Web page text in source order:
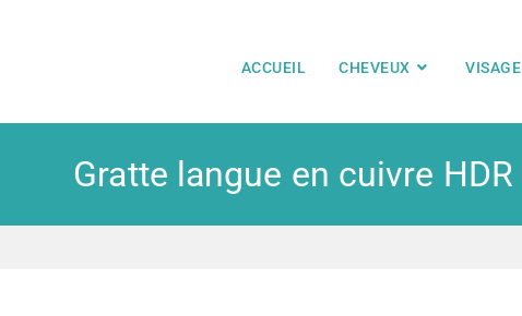
ACCUEIL CHEVEUX VISAGE
Gratte langue en cuivre HDR